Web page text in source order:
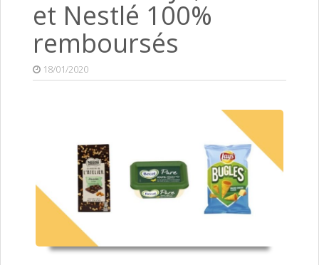
et Nestlé 100%
remboursés
18/01/2020